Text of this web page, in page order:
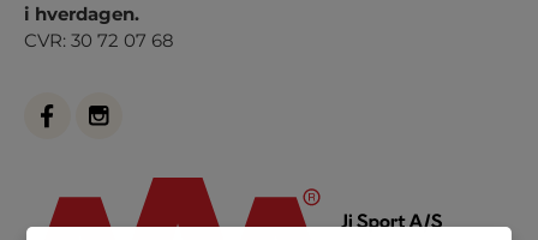
i hverdagen.
CVR: 30 72 07 68